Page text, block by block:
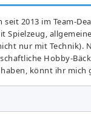
seit 2013 im Team-
Spielzeug,
nur mit Technik).
Hobby-
haben, könnt ihr mich